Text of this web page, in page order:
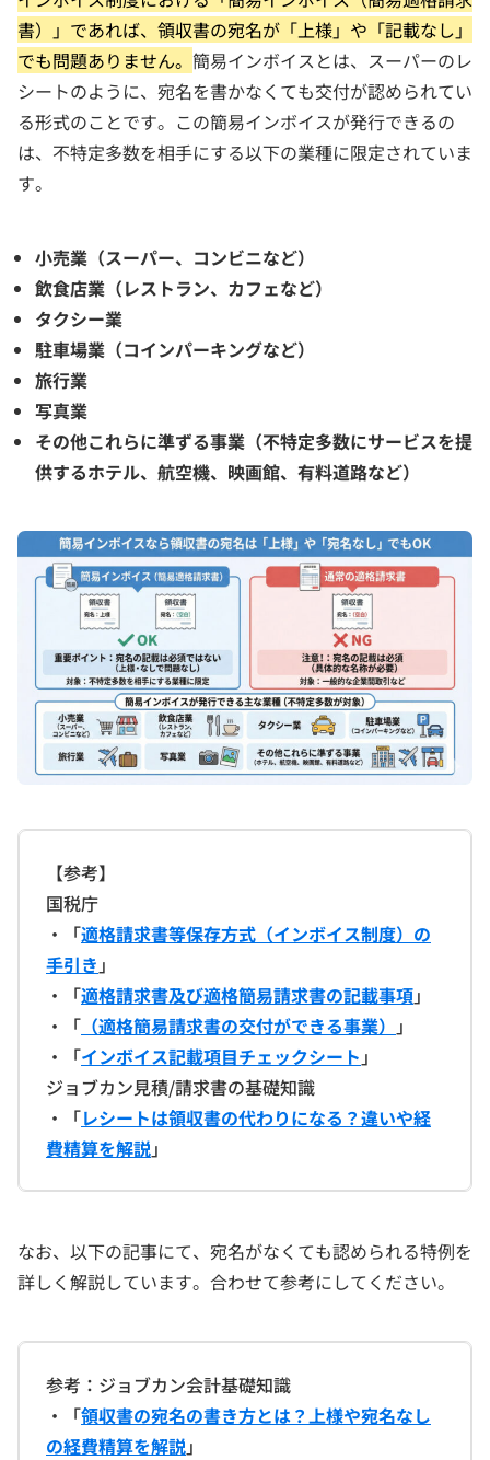
書）」であれば、領収書の宛名が「上様」や「記載なし」
でも問題ありません。 簡易インボイスとは、スーパーのレ
シートのように、宛名を書かなくても交付が認められてい
る形式のことです。この簡易インボイスが発行できるの
は、不特定多数を相手にする以下の業種に限定されていま
す。
小売業（スーパー、コンビニなど）
飲食店業（レストラン、カフェなど）
タクシー業
駐車場業（コインパーキングなど）
旅行業
写真業
その他これらに準ずる事業（不特定多数にサービスを提
供するホテル、航空機、映画館、有料道路など）
【参考】
国税庁
・「適格請求書等保存方式（インボイス制度）の
手引き 」
・「適格請求書及び適格簡易請求書の記載事項」
・「 （適格簡易請求書の交付ができる事業） 」
・「インボイス記載項目チェックシート 」
ジョブカン見積/請求書の基礎知識
・「レシートは領収書の代わりになる？違いや経
費精算を解説」
なお、以下の記事にて、宛名がなくても認められる特例を
詳しく解説しています。合わせて参考にしてください。
参考：ジョブカン会計基礎知識
・「領収書の宛名の書き方とは？上様や宛名なし
の経費精算を解説」